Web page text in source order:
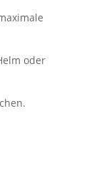
oder